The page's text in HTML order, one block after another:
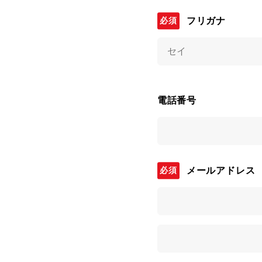
フリガナ
電話番号
メールアドレス